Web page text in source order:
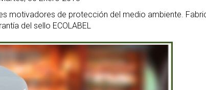
motivadores de protección del medio ambiente.
del sello ECOLABEL